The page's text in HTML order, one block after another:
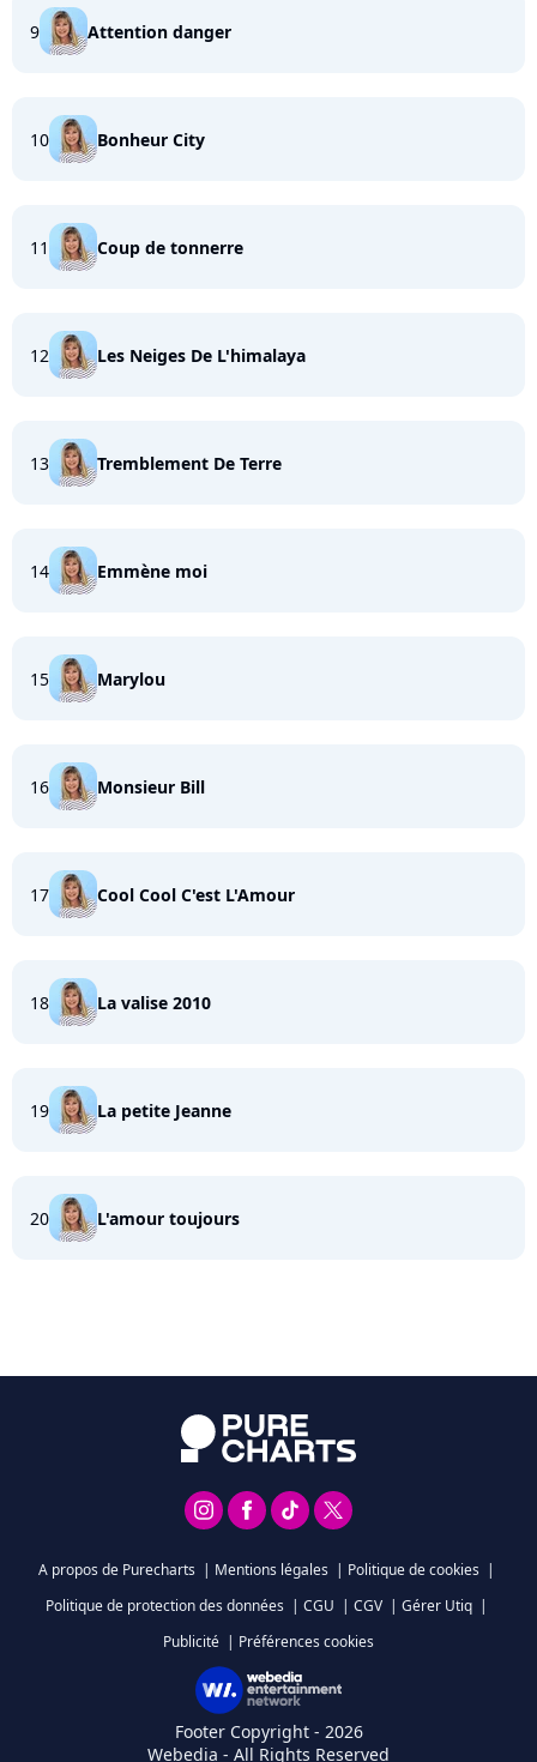
9 Attention danger
10 Bonheur City
11 Coup de tonnerre
12 Les Neiges De L'himalaya
13 Tremblement De Terre
14 Emmène moi
15 Marylou
16 Monsieur Bill
17 Cool Cool C'est L'Amour
18 La valise 2010
19 La petite Jeanne
20 L'amour toujours
A propos de Purecharts | Mentions légales | Politique de cookies |
Politique de protection des données | CGU | CGV | Gérer Utiq |
Publicité | Préférences cookies
Footer Copyright - 2026
Webedia - All Rights Reserved